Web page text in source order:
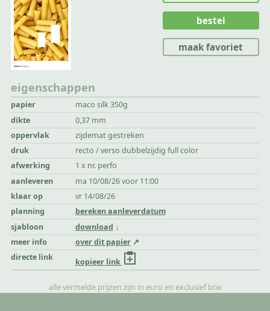
eigenschappen
papier
maco silk 350g
dikte
0,37 mm
oppervlak
zijdemat gestreken
druk
recto / verso dubbelzijdig full color
afwerking
1 x nr. perfo
aanleveren
ma 10/08/26 voor 11:00
klaar op
vr 14/08/26
planning
bereken aanleverdatum
sjabloon
download
meer info
over dit papier
directe link
kopieer link
bestel
maak favoriet
alle vermelde prijzen zijn in euro en exclusief btw